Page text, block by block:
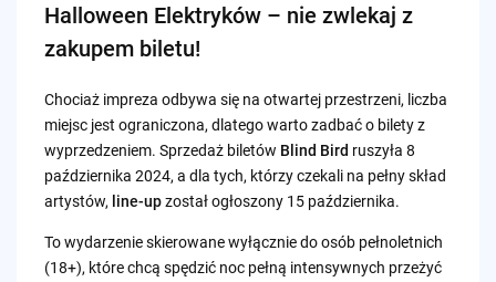
Halloween Elektryków – nie zwlekaj z
zakupem biletu!
Chociaż impreza odbywa się na otwartej przestrzeni, liczba
miejsc jest ograniczona, dlatego warto zadbać o bilety z
wyprzedzeniem. Sprzedaż biletów Blind Bird ruszyła 8
października 2024, a dla tych, którzy czekali na pełny skład
artystów, line-upzostał ogłoszony 15 października.
To wydarzenie skierowane wyłącznie do osób pełnoletnich
(18+), które chcą spędzić noc pełną intensywnych przeżyć